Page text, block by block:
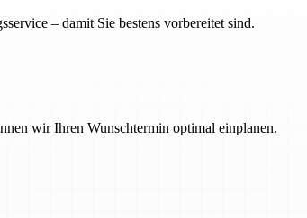
– damit Sie bestens vorbereitet sind.
wir Ihren Wunschtermin optimal einplanen.